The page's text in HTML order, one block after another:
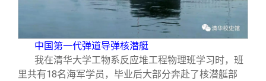
中国第一代弹道导弹核潜艇
我在清华大学工物系反应堆工程物理班学习时，班
里共有18名海军学员，毕业后大部分奔赴了核潜艇部